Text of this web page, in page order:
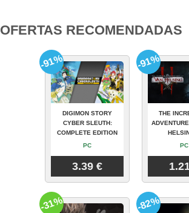
OFERTAS RECOMENDADAS
DIGIMON STORY
CYBER SLEUTH:
COMPLETE EDITION
PC
3.39 €
-91%
THE
PC
-91%
-31% -82%